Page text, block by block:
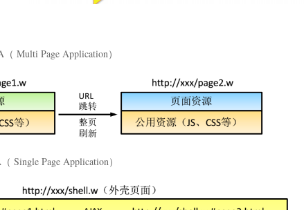
Multi Page Application）
Single Page Application）